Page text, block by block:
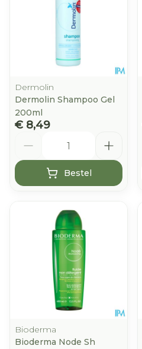
Dermolin
Dermolin Shampoo Gel
200ml
€ 8,49
Bestel
Bioderma
Bioderma Node Sh